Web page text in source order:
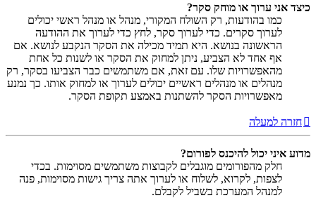
כיצד אני ערוך או מוחק סקר?
כמו בהודעות, רק השולח המקורי, מנהל או מנהל ראשי יכולים
לערוך סקרים. כדי לערוך סקר, לחץ כדי לערוך את ההודעה
הראשונה בנושא. היא תמיד מכילה את הסקר הנקבע לנושא. אם
אף אחד לא הצביע, ניתן למחוק את הסקר או לשנות כל אחת
מהאפשרויות שלו. עם זאת, אם משתמשים כבר הצביעו בסקר, רק
מנהלים או מנהלים ראשיים יכולים לערוך או למחוק אותו. כך נמנע
מאפשרויות הסקר להשתנות באמצע תקופת הסקר.
חזרה למעלה
מדוע איני יכול להיכנס לפורום?
חלק מהפורומים מוגבלים לקבוצות משתמשים מסוימות. בכדי
לצפות, לקרוא, לשלוח או לערוך אתה צריך גישות מסוימות, פנה
למנהל המערכת בשביל לקבלם.